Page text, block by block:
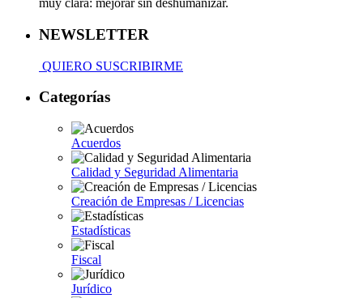
muy clara: mejorar sin deshumanizar.
NEWSLETTER
QUIERO SUSCRIBIRME
Categorías
Acuerdos
Calidad y Seguridad Alimentaria
Creación de Empresas / Licencias
Estadísticas
Fiscal
Jurídico